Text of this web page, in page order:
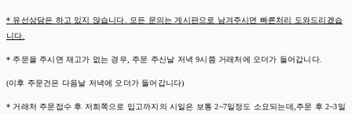
* 유선상담은 하고 있지 않습니다. 모든 문의는 게시판으로 남겨주시면 빠른처리 도와드리겠습
니다.
* 주문을 주시면 재고가 없는 경우, 주문 주신날 저녁 9시쯤 거래처에 오더가 들어갑니다.
(이후 주문건은 다음날 저녁에 오더가 들어갑니다)
* 거래처 주문접수 후 저희쪽으로 입고까지의 시일은 보통 2~7일정도 소요되는데,주문 후 2~3일